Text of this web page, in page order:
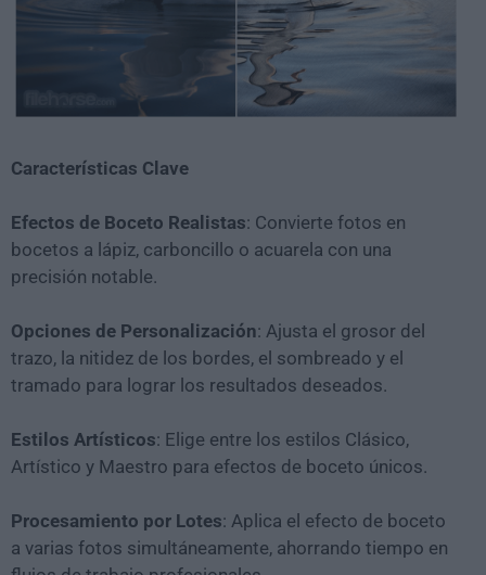
Características Clave
Efectos de Boceto Realistas: Convierte fotos en
bocetos a lápiz, carboncillo o acuarela con una
precisión notable.
Opciones de Personalización: Ajusta el grosor del
trazo, la nitidez de los bordes, el sombreado y el
tramado para lograr los resultados deseados.
Estilos Artísticos: Elige entre los estilos Clásico,
Artístico y Maestro para efectos de boceto únicos.
Procesamiento por Lotes: Aplica el efecto de boceto
a varias fotos simultáneamente, ahorrando tiempo en